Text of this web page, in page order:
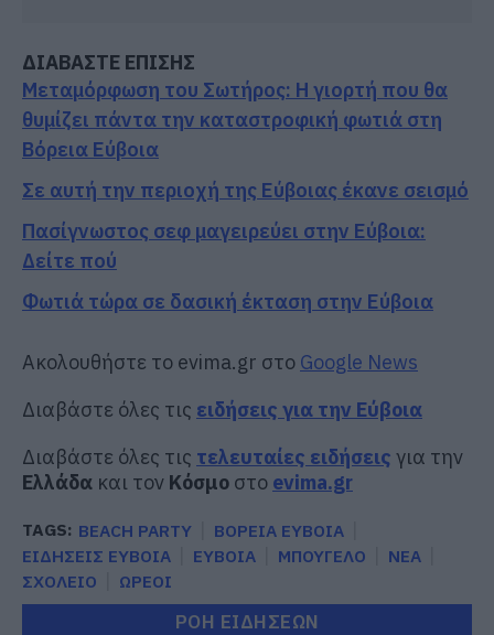
ΔΙΑΒΑΣΤΕ ΕΠΙΣΗΣ
Μεταμόρφωση του Σωτήρος: Η γιορτή που θα
θυμίζει πάντα την καταστροφική φωτιά στη
Βόρεια Εύβοια
Σε αυτή την περιοχή της Εύβοιας έκανε σεισμό
Πασίγνωστος σεφ μαγειρεύει στην Εύβοια:
Δείτε πού
Φωτιά τώρα σε δασική έκταση στην Εύβοια
Ακολουθήστε το evima.gr στο Google News
Διαβάστε όλες τις ειδήσεις για την Εύβοια
Διαβάστε όλες τις τελευταίες ειδήσεις για την
Ελλάδα και τον Κόσμο στο evima.gr
TAGS: BEACH PARTY
ΒΟΡΕΙΑ ΕΥΒΟΙΑ
ΕΙΔΗΣΕΙΣ ΕΥΒΟΙΑ
ΕΥΒΟΙΑ ΜΠΟΥΓΕΛΟ
ΝΕΑ
ΣΧΟΛΕΙΟ
ΩΡΕΟΙ
ΡΟΗ ΕΙΔΗΣΕΩΝ